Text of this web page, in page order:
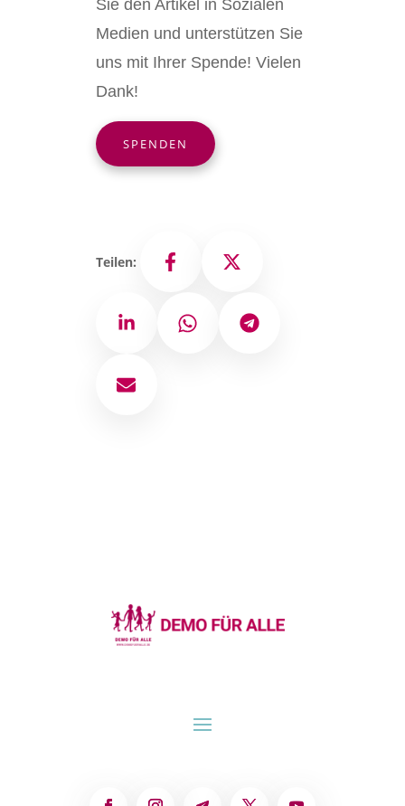
Sie den Artikel in Sozialen
Medien und unterstützen Sie
uns mit Ihrer Spende! Vielen
Dank!
SPENDEN
Teilen: Facebook X
LinkedIn WhatsAppTelegram
E-Mail